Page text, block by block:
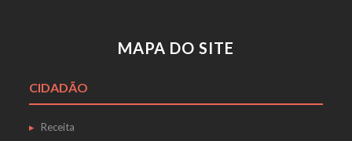
MAPA DO SITE
CIDADÃO
Receita